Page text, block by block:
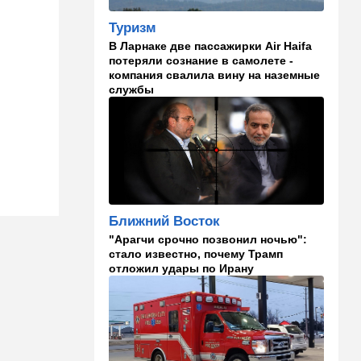
10:23 В мире
Разрази меня гром:
молния в момент, когда он
убегал от медведя
10:09 Общество
Изнасиловал - и в пески: в
Холоне задержан
подозреваемый в жестоком
изнасиловании 18-летней
Мнения
Чужакам всего всегда мало
09:50 Ближний Восток
Южный фронт: хуситы идут
в наступление
09:03 Новости Украины
ВСУ атаковали очередной
склад Wildberries
Туризм
В Ларнаке две пассажирки Air Haifa
потеряли сознание в самолете -
компания свалила вину на наземные
службы
Ближний Восток
"Арагчи срочно позвонил ночью":
стало известно, почему Трамп
отложил удары по Ирану